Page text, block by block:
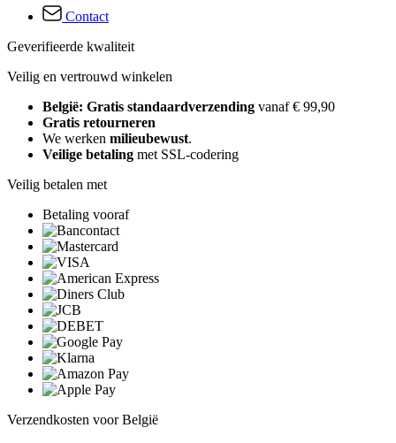
Contact
Geverifieerde kwaliteit
Veilig en vertrouwd winkelen
België: Gratis standaardverzending vanaf € 99,90
Gratis retourneren
We werken milieubewust.
Veilige betaling met SSL-codering
Veilig betalen met
Betaling vooraf
Verzendkosten voor België